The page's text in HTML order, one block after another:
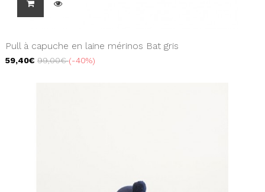
Pull à capuche en laine mérinos Bat gris
59,40€ 99,00€ -40%